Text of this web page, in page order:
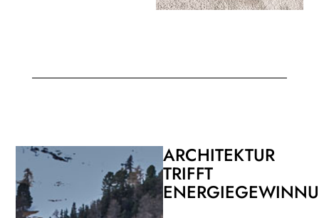
ARCHITEKTUR
TRIFFT